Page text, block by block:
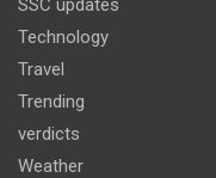
SSC updates
Technology
Travel
Trending
verdicts
Weather